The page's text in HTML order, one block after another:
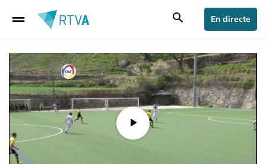
drag_handle search En directe